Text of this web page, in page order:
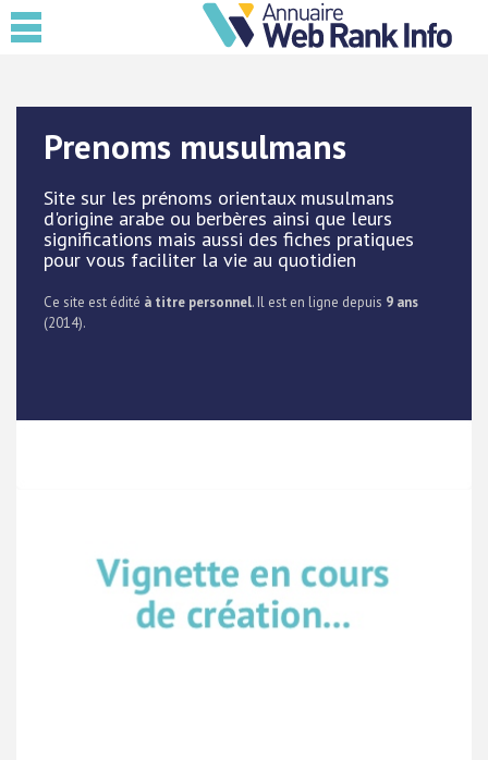
Prenoms musulmans
Site sur les prénoms orientaux musulmans
d'origine arabe ou berbères ainsi que leurs
significations mais aussi des fiches pratiques
pour vous faciliter la vie au quotidien
Ce site est édité à titre personnel. Il est en ligne depuis 9 ans
(2014).